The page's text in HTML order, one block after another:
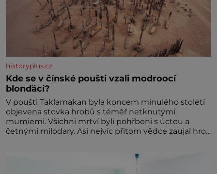
historyplus.cz
Kde se v čínské poušti vzali modroocí
blonďáci?
V poušti Taklamakan byla koncem minulého století
objevena stovka hrobů s téměř netknutými
mumiemi. Všichni mrtví byli pohřbeni s úctou a
četnými milodary. Asi nejvíc přitom vědce zaujal hrob
dávných lidí nesmírně dobře zachovalá, přičítají
odborníci zdejším klimatickým podmínkám. Sucho,